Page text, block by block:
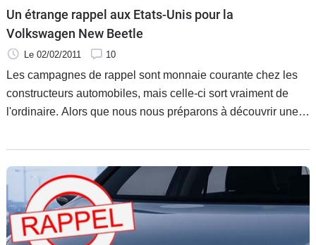
Un étrange rappel aux Etats-Unis pour la
Volkswagen New Beetle
Le 02/02/2011 10
Les campagnes de rappel sont monnaie courante chez les
constructeurs automobiles, mais celle-ci sort vraiment de
l'ordinaire. Alors que nous nous préparons à découvrir une
prédécesseur est touché par un mal étrange aux Etats-Unis.